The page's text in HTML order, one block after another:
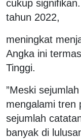
cukup
tahun 2022,
meningkat
Angka ini
Tinggi.
”Meski
mengalami tren
sejumlah
banyak di